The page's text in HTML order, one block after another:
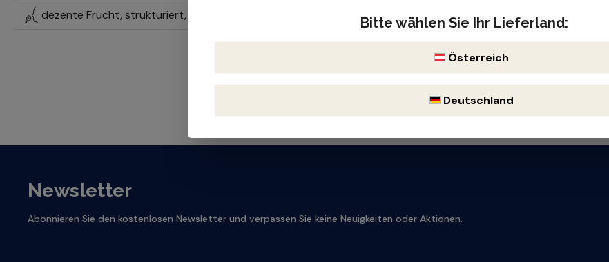
dezente Frucht, strukturiert, herkunftstypisch, mineralisch, kräftig
Enthält Sulfite
Newsletter
Abonnieren Sie den kostenlosen Newsletter und verpassen Sie keine Neuigkeiten oder Aktionen.
Bitte wählen Sie Ihr Lieferland:
Österreich
Deutschland